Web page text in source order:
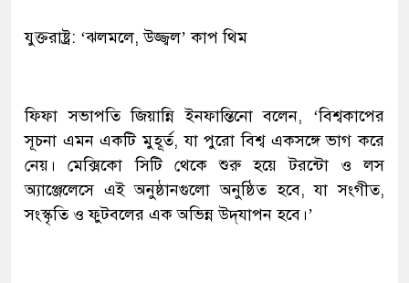
যুক্তরাষ্ট্র: ‘ঝলমলে, উজ্জ্বল’ কাপ থিম
ফিফা সভাপতি জিয়ান্নি ইনফান্তিনো বলেন, ‘বিশ্বকাপের
সূচনা এমন একটি মুহূর্ত, যা পুরো বিশ্ব একসঙ্গে ভাগ করে
নেয়। মেক্সিকো সিটি থেকে শুরু হয়ে টরন্টো ও লস
অ্যাঞ্জেলেসে এই অনুষ্ঠানগুলো অনুষ্ঠিত হবে, যা সংগীত,
সংস্কৃতি ও ফুটবলের এক অভিন্ন উদ্‌যাপন হবে।’